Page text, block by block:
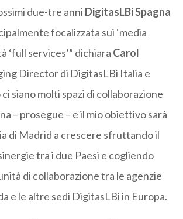
due-tre anni DigitasLBi Spagna
focalizzata sui ‘media
‘full services’” dichiara Carol
Director di DigitasLBi Italia e
ci siano molti spazi di collaborazione
– prosegue – e il mio obiettivo sarà
di Madrid a crescere sfruttando il
tra i due Paesi e cogliendo
di collaborazione tra le agenzie
e le altre sedi DigitasLBi in Europa.